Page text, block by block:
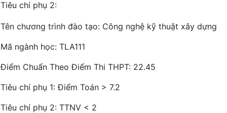
Tiêu chí phụ 2:
Tên chương trình đào tạo: Công nghệ kỹ thuật xây dựng
Mã ngành học: TLA111
Điểm Chuẩn Theo Điểm Thi THPT: 22.45
Tiêu chí phụ 1: Điểm Toán > 7.2
Tiêu chí phụ 2: TTNV < 2